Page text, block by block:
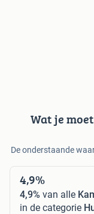
Wat je
De onderstaande
4,9%
4,9% van alle
in de categorie